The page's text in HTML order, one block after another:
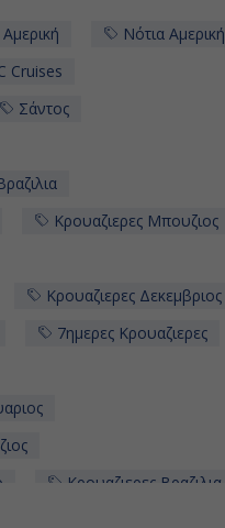
Νότια Αμερική
Cruises
Σάντος
Κρουαζιερες Μπουζιος
Κρουαζιερες Δεκεμβριος
7ημερες Κρουαζιερες
Κρουαζιερες Βραζιλια